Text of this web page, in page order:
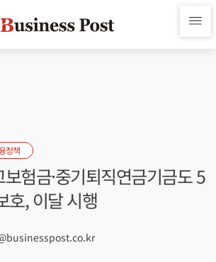
정책
보험금·중기퇴직연금기금도 5
호, 이달 시행